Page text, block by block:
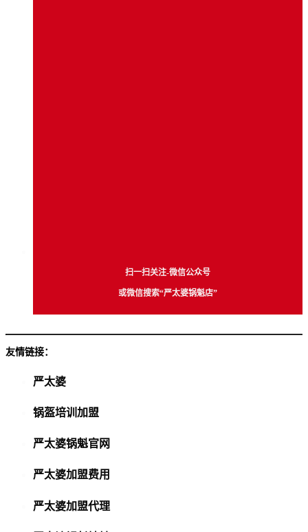
扫一扫关注-微信公众号
或微信搜索“严太婆锅魁店”
友情链接：
严太婆
锅盔培训加盟
严太婆锅魁官网
严太婆加盟费用
严太婆加盟代理